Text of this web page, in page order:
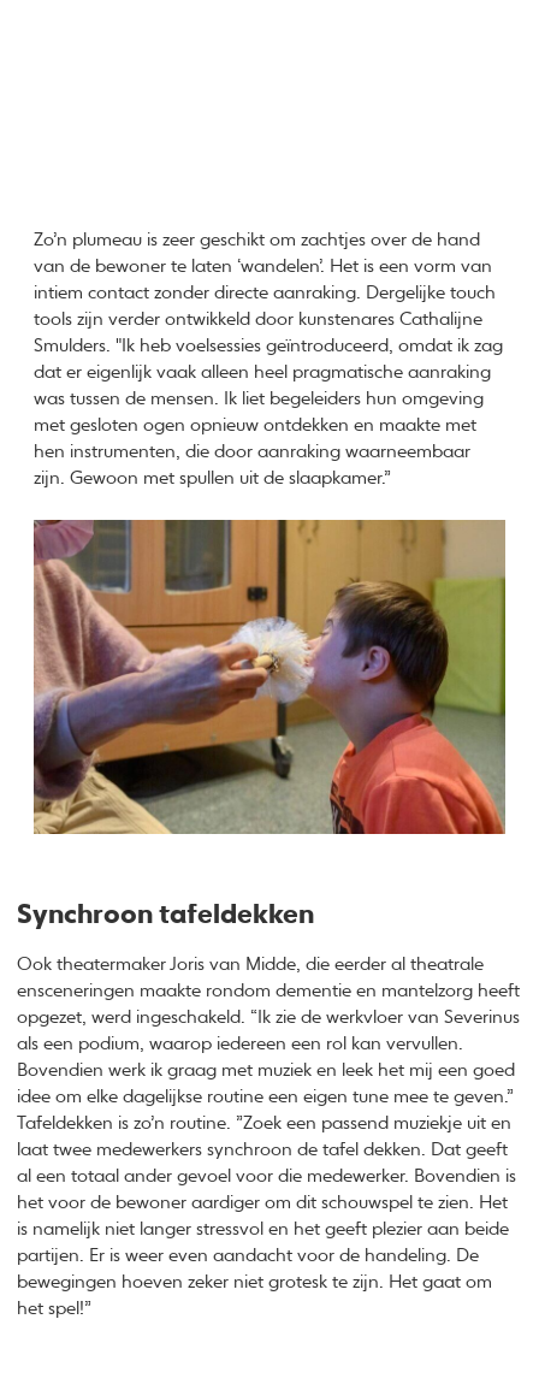
Zo’n plumeau is zeer geschikt om zachtjes over de hand
van de bewoner te laten ‘wandelen’. Het is een vorm van
intiem contact zonder directe aanraking. Dergelijke touch
tools zijn verder ontwikkeld door kunstenares Cathalijne
Smulders. "Ik heb voelsessies geïntroduceerd, omdat ik zag
dat er eigenlijk vaak alleen heel pragmatische aanraking
was tussen de mensen. Ik liet begeleiders hun omgeving
met gesloten ogen opnieuw ontdekken en maakte met
hen instrumenten, die door aanraking waarneembaar
zijn. Gewoon met spullen uit de slaapkamer.”
Synchroon tafeldekken
Ook theatermaker Joris van Midde, die eerder al theatrale
ensceneringen maakte rondom dementie en mantelzorg heeft
opgezet, werd ingeschakeld. “Ik zie de werkvloer van Severinus
als een podium, waarop iedereen een rol kan vervullen.
Bovendien werk ik graag met muziek en leek het mij een goed
idee om elke dagelijkse routine een eigen tune mee te geven.”
Tafeldekken is zo’n routine. ”Zoek een passend muziekje uit en
laat twee medewerkers synchroon de tafel dekken. Dat geeft
al een totaal ander gevoel voor die medewerker. Bovendien is
het voor de bewoner aardiger om dit schouwspel te zien. Het
is namelijk niet langer stressvol en het geeft plezier aan beide
partijen. Er is weer even aandacht voor de handeling. De
bewegingen hoeven zeker niet grotesk te zijn. Het gaat om
het spel!”